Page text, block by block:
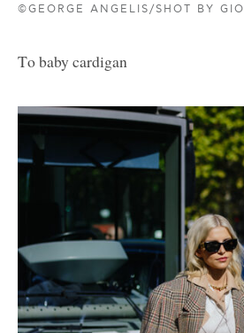
©GEORGE ANGELIS/SHOT BY GIO
Το baby cardigan